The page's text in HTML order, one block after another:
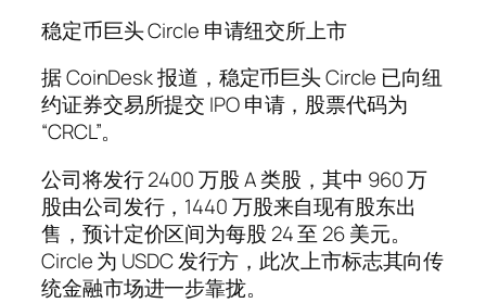
稳定币巨头 Circle 申请纽交所上市
据 CoinDesk 报道，稳定币巨头 Circle 已向纽
约证券交易所提交 IPO 申请，股票代码为
“CRCL”。
公司将发行 2400 万股 A 类股，其中 960 万
股由公司发行，1440 万股来自现有股东出
售，预计定价区间为每股 24 至 26 美元。
Circle 为 USDC 发行方，此次上市标志其向传
统金融市场进一步靠拢。